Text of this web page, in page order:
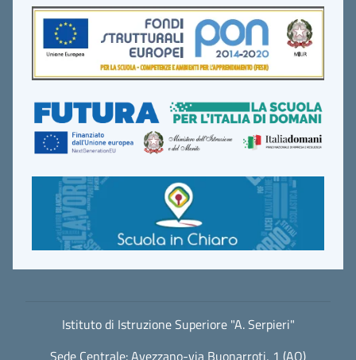
Istituto di Istruzione Superiore "A. Serpieri"
Sede Centrale: Avezzano-via Buonarroti, 1 (AQ)